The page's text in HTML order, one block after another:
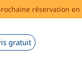
réservation
gratuit